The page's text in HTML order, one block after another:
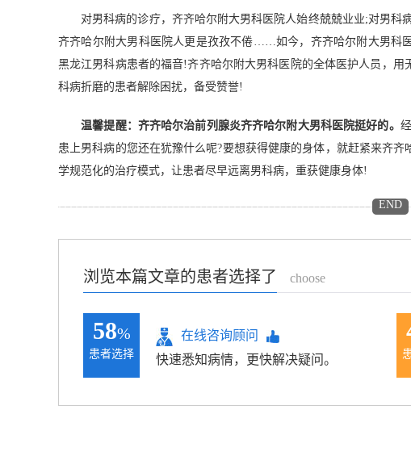
对男科病的诊疗，齐齐哈尔附大男科医院人始终兢兢业业;对男科
齐齐哈尔附大男科医院人更是孜孜不倦……如今，齐齐哈尔附大男科
黑龙江男科病患者的福音!齐齐哈尔附大男科医院的全体医护人员，
科病折磨的患者解除困扰，备受赞誉!
温馨提醒：齐齐哈尔治前列腺炎齐齐哈尔附大男科医院挺好的。
患上男科病的您还在犹豫什么呢?要想获得健康的身体，就赶紧来齐
学规范化的治疗模式，让患者尽早远离男科病，重获健康身体!
END
浏览本篇文章的患者选择了 choose
58%
患者选择
在线咨询顾问
快速悉知病情，更快解决疑问。